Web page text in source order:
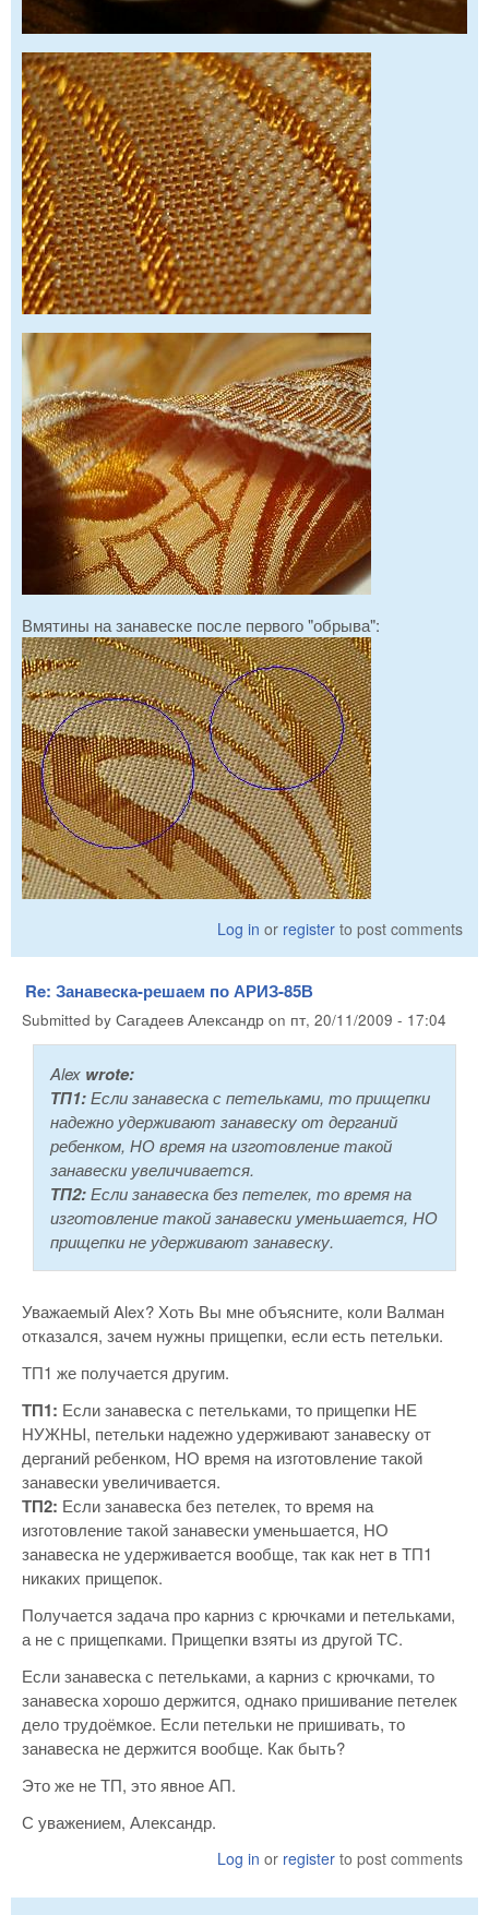
Вмятины на занавеске после первого "обрыва":
Log in or register to post comments
Re: Занавеска-решаем по АРИЗ-85В
Submitted by Сагадеев Александр on пт, 20/11/2009 - 17:04
Alex wrote:
ТП1:Если занавеска с петельками, то прищепки
надежно удерживают занавеску от дерганий
ребенком, НО время на изготовление такой
занавески увеличивается.
ТП2:Если занавеска без петелек, то время на
изготовление такой занавески уменьшается, НО
прищепки не удерживают занавеску.
Уважаемый Alex? Хоть Вы мне объясните, коли Валман
отказался, зачем нужны прищепки, если есть петельки.
ТП1 же получается другим.
ТП1: Если занавеска с петельками, то прищепки НЕ
НУЖНЫ, петельки надежно удерживают занавеску от
дерганий ребенком, НО время на изготовление такой
занавески увеличивается.
ТП2: Если занавеска без петелек, то время на
изготовление такой занавески уменьшается, НО
занавеска не удерживается вообще, так как нет в ТП1
никаких прищепок.
Получается задача про карниз с крючками и петельками,
а не с прищепками. Прищепки взяты из другой ТС.
Если занавеска с петельками, а карниз с крючками, то
занавеска хорошо держится, однако пришивание петелек
дело трудоёмкое. Если петельки не пришивать, то
занавеска не держится вообще. Как быть?
Это же не ТП, это явное АП.
С уважением, Александр.
Log in or register to post comments